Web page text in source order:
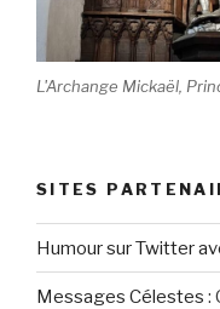
L'Archange Mickaël,
SITES
Humour sur Twitter
Messages Célestes :